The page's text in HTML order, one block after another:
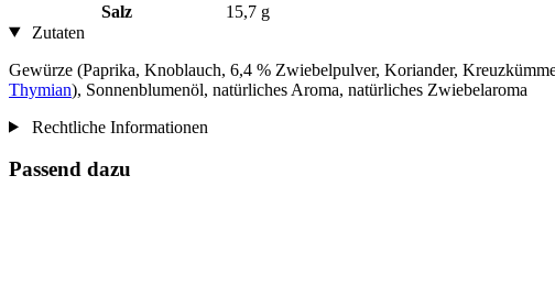
Salz
15,7 g
Zutaten
Gewürze (Paprika, Knoblauch, 6,4 % Zwiebelpulver, Koriander,
Thymian), Sonnenblumenöl, natürliches Aroma, natürliches Zwiebelaroma
Rechtliche Informationen
Passend dazu